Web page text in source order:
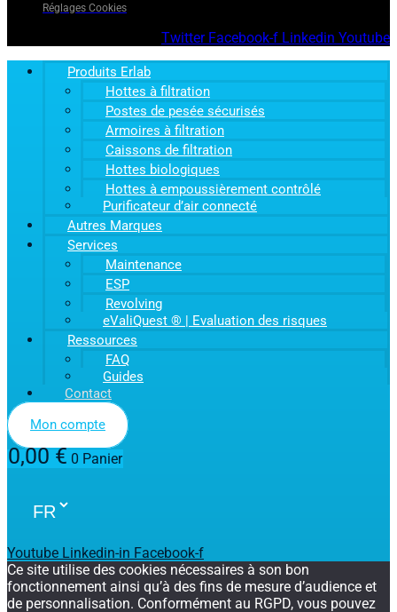
Réglages Cookies
Twitter Facebook-f Linkedin Youtube
Produits Erlab
Hottes à filtration
Postes de pesée sécurisés
Armoires à filtration
Caissons de filtration
Hottes biologiques
Hottes à empoussièrement contrôlé
Purificateur d’air connecté
Autres Marques
Services
Maintenance
ESP
Revolving
eValiQuest ® | Evaluation des risques
Ressources
FAQ
Guides
Contact
Mon compte
0,00€ 0 Panier
Youtube Linkedin-in Facebook-f
Ce site utilise des cookies nécessaires à son bon
fonctionnement ainsi qu’à des fins de mesure d’audience et
de personnalisation. Conformément au RGPD, vous pouvez